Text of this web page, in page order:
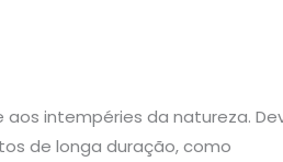
intempéries da natureza.
de longa duração, como